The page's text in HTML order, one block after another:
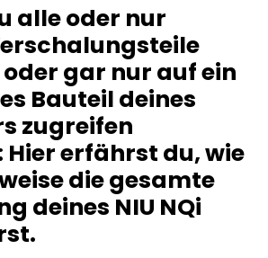
alle oder nur
gar nur auf ein
Bauteil deines
zugreifen
erfährst du, wie
die gesamte
deines NIU NQi